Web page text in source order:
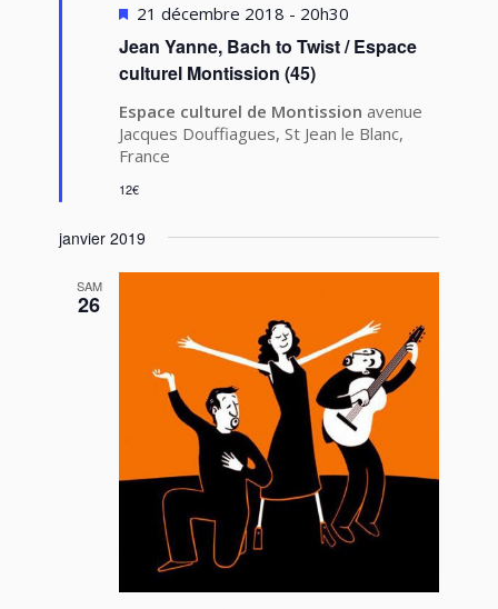
Jean Yanne, Bach to Twist / Espace
culturel Montission (45)
Mis
avant
21 décembre 2018 - 20h30
Espace culturel de Montissionavenue
Jacques Douffiagues, St Jean le Blanc,
France
12€
janvier 2019
SAM
26